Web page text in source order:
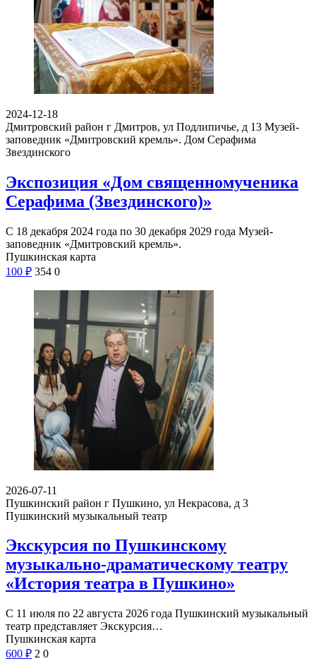
2024-12-18
Дмитровский район г Дмитров, ул Подлипичье, д 13 Музей-
заповедник «Дмитровский кремль». Дом Серафима
Звездинского
Экспозиция «Дом священномученика
Серафима (Звездинского)»
С 18 декабря 2024 года по 30 декабря 2029 года Музей-
заповедник «Дмитровский кремль».
Пушкинская карта
100 ₽ 354 0
2026-07-11
Пушкинский район г Пушкино, ул Некрасова, д 3
Пушкинский музыкальный театр
Экскурсия по Пушкинскому
музыкально-драматическому театру
«История театра в Пушкино»
С 11 июля по 22 августа 2026 года Пушкинский музыкальный
театр представляет Экскурсия…
Пушкинская карта
600 ₽ 2 0